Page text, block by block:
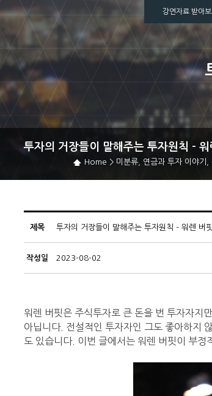
강연자료 받아보
투자의 거장들이 말해주는 투자원칙 –
Home > 미분류 연금과 투자 이야기
제목 투자의 거장들이 말해주는 투자원칙 – 워렌 버
작성일 2023-08-02
워렌 버핏은 주식투자로 큰 돈을 번 투자자지
아닙니다. 전설적인 투자자인 그도 좋아하지
도 있습니다. 이번 글에서는 워렌 버핏이 부정